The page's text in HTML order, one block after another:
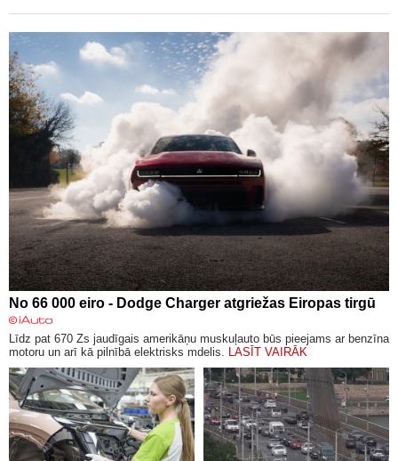
No 66 000 eiro - Dodge Charger atgriežas Eiropas tirgū
Līdz pat 670 Zs jaudīgais amerikāņu muskuļauto būs pieejams ar benzīna
motoru un arī kā pilnībā elektrisks mdelis. LASĪT VAIRĀK